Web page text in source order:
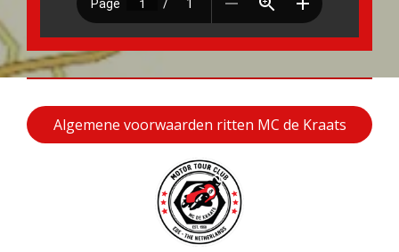
Algemene voorwaarden ritten MC de Kraats